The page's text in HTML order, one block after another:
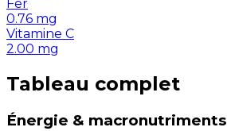
Fer
0.76 mg
Vitamine C
2.00 mg
Tableau complet
Énergie & macronutriments